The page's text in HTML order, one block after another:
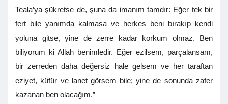
Teala’ya şükretse de, şuna da imanım tamdır: Eğer tek bir
fert bile yanımda kalmasa ve herkes beni bırakıp kendi
yoluna gitse, yine de zerre kadar korkum olmaz. Ben
biliyorum ki Allah benimledir. Eğer ezilsem, parçalansam,
bir zerreden daha değersiz hale gelsem ve her taraftan
eziyet, küfür ve lanet görsem bile; yine de sonunda zafer
kazanan ben olacağım.”